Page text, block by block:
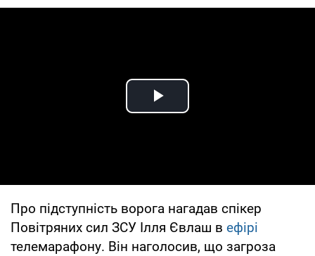
Play Video
Про підступність ворога нагадав спікер
Повітряних сил ЗСУ Ілля Євлаш в ефірі
телемарафону. Він наголосив, що загроза